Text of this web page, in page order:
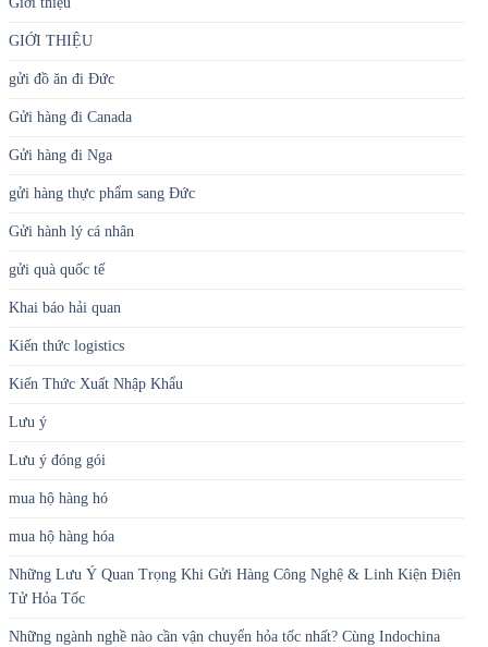
GIỚI THIỆU
gửi đồ ăn đi Đức
Gửi hàng đi Canada
Gửi hàng đi Nga
gửi hàng thực phẩm sang Đức
Gửi hành lý cá nhân
gửi quà quốc tế
Khai báo hải quan
Kiến thức logistics
Kiến Thức Xuất Nhập Khẩu
Lưu ý
Lưu ý đóng gói
mua hộ hàng hó
mua hộ hàng hóa
Những Lưu Ý Quan Trọng Khi Gửi Hàng Công Nghệ & Linh Kiện Điện
Tử Hỏa Tốc
Những ngành nghề nào cần vận chuyển hỏa tốc nhất? Cùng Indochina